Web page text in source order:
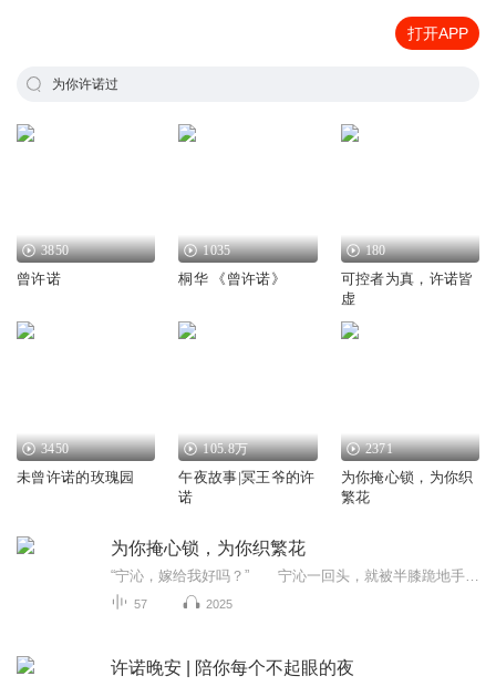
打开APP
为你许诺过
3850
曾许诺
1035
桐华 《曾许诺》
180
可控者为真，许诺皆
虚
3450
未曾许诺的玫瑰园
105.8万
午夜故事|冥王爷的许
诺
2371
为你掩心锁，为你织
繁花
为你掩心锁，为你织繁花
57 2025
许诺晚安 | 陪你每个不起眼的夜